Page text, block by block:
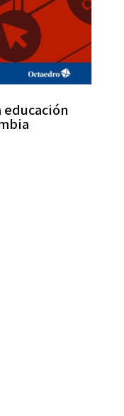
educación